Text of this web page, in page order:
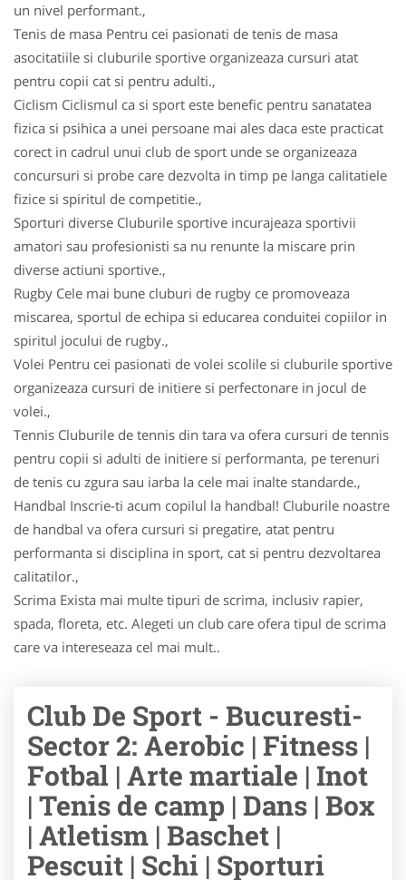
un nivel performant.,
Tenis de masa Pentru cei pasionati de tenis de masa
asocitatiile si cluburile sportive organizeaza cursuri atat
pentru copii cat si pentru adulti.,
Ciclism Ciclismul ca si sport este benefic pentru sanatatea
fizica si psihica a unei persoane mai ales daca este practicat
corect in cadrul unui club de sport unde se organizeaza
concursuri si probe care dezvolta in timp pe langa calitatiele
fizice si spiritul de competitie.,
Sporturi diverse Cluburile sportive incurajeaza sportivii
amatori sau profesionisti sa nu renunte la miscare prin
diverse actiuni sportive.,
Rugby Cele mai bune cluburi de rugby ce promoveaza
miscarea, sportul de echipa si educarea conduitei copiilor in
spiritul jocului de rugby.,
Volei Pentru cei pasionati de volei scolile si cluburile sportive
organizeaza cursuri de initiere si perfectonare in jocul de
volei.,
Tennis Cluburile de tennis din tara va ofera cursuri de tennis
pentru copii si adulti de initiere si performanta, pe terenuri
de tenis cu zgura sau iarba la cele mai inalte standarde.,
Handbal Inscrie-ti acum copilul la handbal! Cluburile noastre
de handbal va ofera cursuri si pregatire, atat pentru
performanta si disciplina in sport, cat si pentru dezvoltarea
calitatilor.,
Scrima Exista mai multe tipuri de scrima, inclusiv rapier,
spada, floreta, etc. Alegeti un club care ofera tipul de scrima
care va intereseaza cel mai mult..
Club De Sport - Bucuresti-
Sector 2: Aerobic | Fitness |
Fotbal | Arte martiale | Inot
| Tenis de camp | Dans | Box
| Atletism | Baschet |
Pescuit | Schi | Sporturi